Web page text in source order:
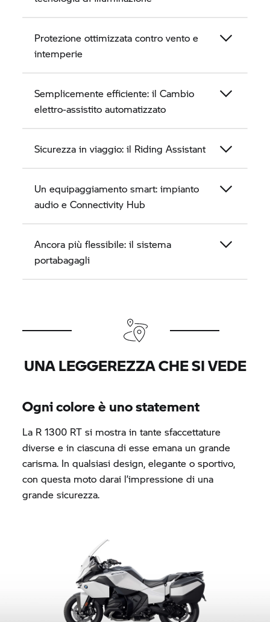
Protezione ottimizzata contro vento e
intemperie
Semplicemente efficiente: il Cambio
elettro-assistito automatizzato
Sicurezza in viaggio: il Riding Assistant
Un equipaggiamento smart: impianto
audio e Connectivity Hub
Ancora più flessibile: il sistema
portabagagli
UNA LEGGEREZZA CHE SI VEDE
Ogni colore è uno statement
La R 1300 RT si mostra in tante sfaccettature
diverse e in ciascuna di esse emana un grande
carisma. In qualsiasi design, elegante o sportivo,
con questa moto darai l’impressione di una
grande sicurezza.